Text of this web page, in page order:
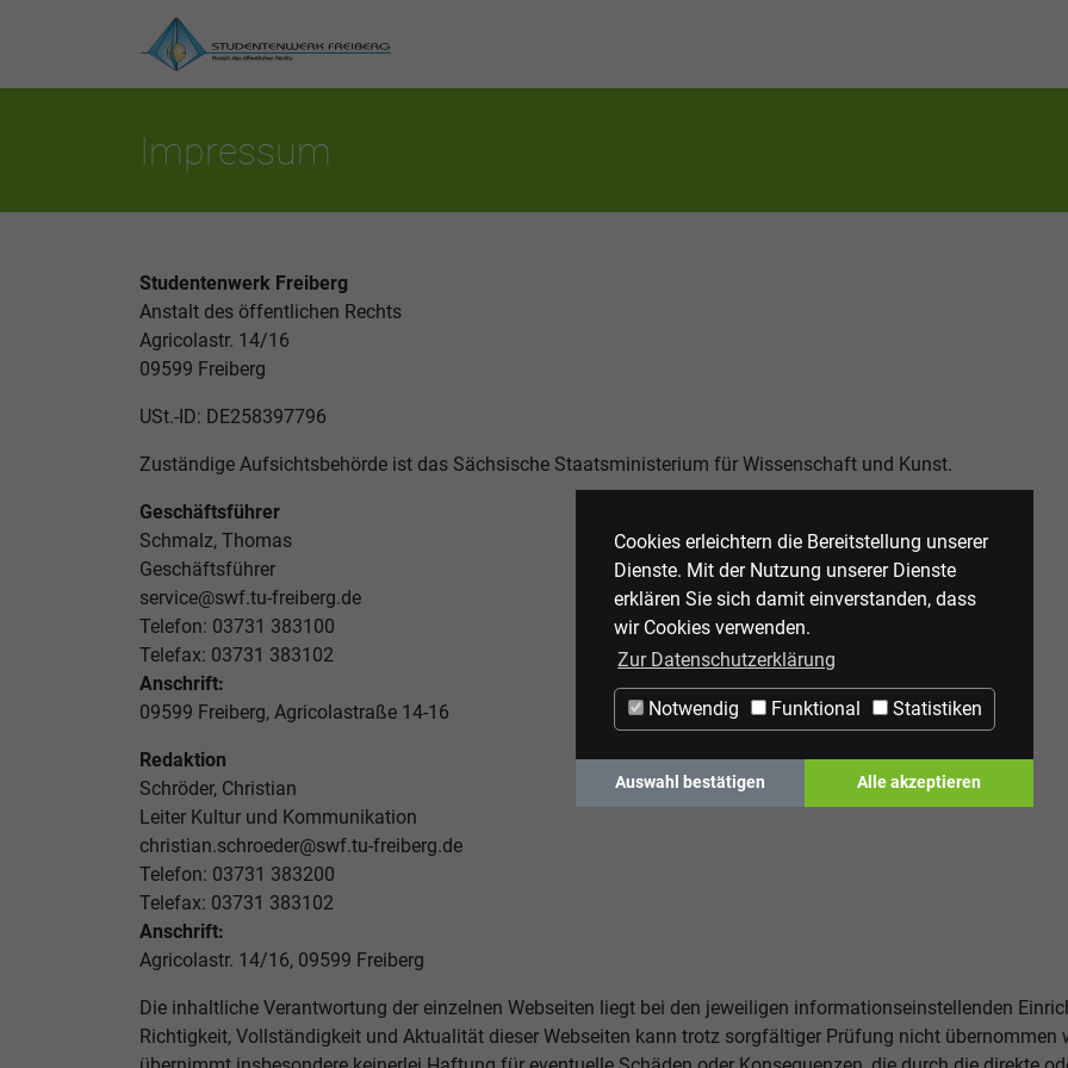
Cookies erleichtern die Bereitstellung unserer
Dienste. Mit der Nutzung unserer Dienste
erklären Sie sich damit einverstanden, dass
wir Cookies verwenden.
Zur Datenschutzerklärung
Notwendig Funktional Statistiken
Auswahl bestätigen Alle akzeptieren
Impressum
Studentenwerk Freiberg
Anstalt des öffentlichen Rechts
Agricolastr. 14/16
09599 Freiberg
USt.-ID: DE258397796
Zuständige Aufsichtsbehörde ist das Sächsische Staatsministerium für Wissenschaft und Kunst.
Geschäftsführer
Schmalz, Thomas
Geschäftsführer
service@swf.tu-freiberg.de
Telefon: 03731 383100
Telefax: 03731 383102
Anschrift:
09599 Freiberg, Agricolastraße 14-16
Redaktion
Schröder, Christian
Leiter Kultur und Kommunikation
christian.schroeder@swf.tu-freiberg.de
Telefon: 03731 383200
Telefax: 03731 383102
Anschrift:
Agricolastr. 14/16, 09599 Freiberg
Die inhaltliche Verantwortung der einzelnen Webseiten liegt bei den jeweiligen informationseinstellenden
Richtigkeit, Vollständigkeit und Aktualität dieser Webseiten kann trotz sorgfältiger Prüfung nicht übernommen